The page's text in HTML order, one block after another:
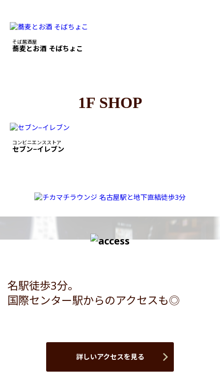
そば居酒屋
蕎麦とお酒 そばちょこ
1F SHOP
コンビニエンスストア
セブン−イレブン
名駅徒歩3分。
国際センター駅からのアクセスも◎
詳しいアクセスを見る